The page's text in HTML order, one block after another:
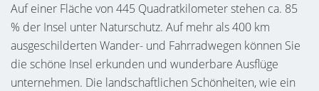
Auf einer Fläche von 445 Quadratkilometer stehen ca. 85
% der Insel unter Naturschutz. Auf mehr als 400 km
ausgeschilderten Wander- und Fahrradwegen können Sie
die schöne Insel erkunden und wunderbare Ausflüge
unternehmen. Die landschaftlichen Schönheiten, wie ein